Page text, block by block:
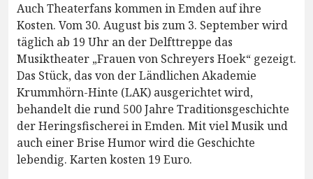
Auch Theaterfans kommen in Emden auf ihre
Kosten. Vom 30. August bis zum 3. September wird
täglich ab 19 Uhr an der Delfttreppe das
Musiktheater „Frauen von Schreyers Hoek“ gezeigt.
Das Stück, das von der Ländlichen Akademie
Krummhörn-Hinte (LAK) ausgerichtet wird,
behandelt die rund 500 Jahre Traditionsgeschichte
der Heringsfischerei in Emden. Mit viel Musik und
auch einer Brise Humor wird die Geschichte
lebendig. Karten kosten 19 Euro.